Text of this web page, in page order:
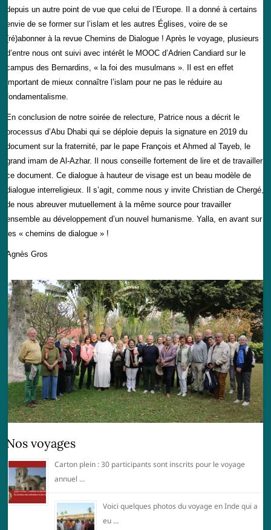
depuis un autre point de vue que celui de l’Europe. Il a donné à certains
envie de se former sur l’islam et les autres Églises, voire de se
(ré)abonner à la revue Chemins de Dialogue ! Après le voyage, plusieurs
d’entre nous ont suivi avec intérêt le MOOC d’Adrien Candiard sur le
campus des Bernardins, « la foi des musulmans ». Il est en effet
important de mieux connaître l’islam pour ne pas le réduire au
fondamentalisme.
En conclusion de notre soirée de relecture, Patrice nous a décrit le
processus d’Abu Dhabi qui se déploie depuis la signature en 2019 du
document sur la fraternité, par le pape François et Ahmed al Tayeb, le
grand imam de Al-Azhar. Il nous conseille fortement de lire et de travailler
ce document. Ce dialogue à hauteur de visage est un beau modèle de
dialogue interreligieux. Il s’agit, comme nous y invite Christian de Chergé,
de nous abreuver mutuellement à la même source pour travailler
ensemble au développement d’un nouvel humanisme. Yalla, en avant sur
les « chemins de dialogue » !
Agnès Gros
Nos voyages
Carton plein : 30 participants sont inscrits pour le voyage
annuel …
Voici quelques photos du voyage en Inde qui a
eu …